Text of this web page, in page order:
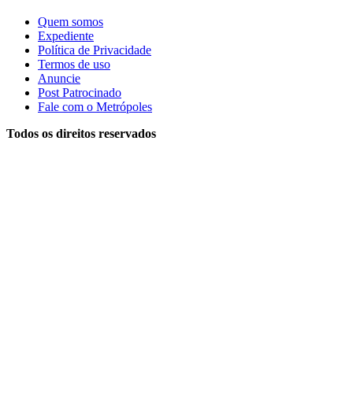
Quem somos
Expediente
Política de Privacidade
Termos de uso
Anuncie
Post Patrocinado
Fale com o Metrópoles
Todos os direitos reservados